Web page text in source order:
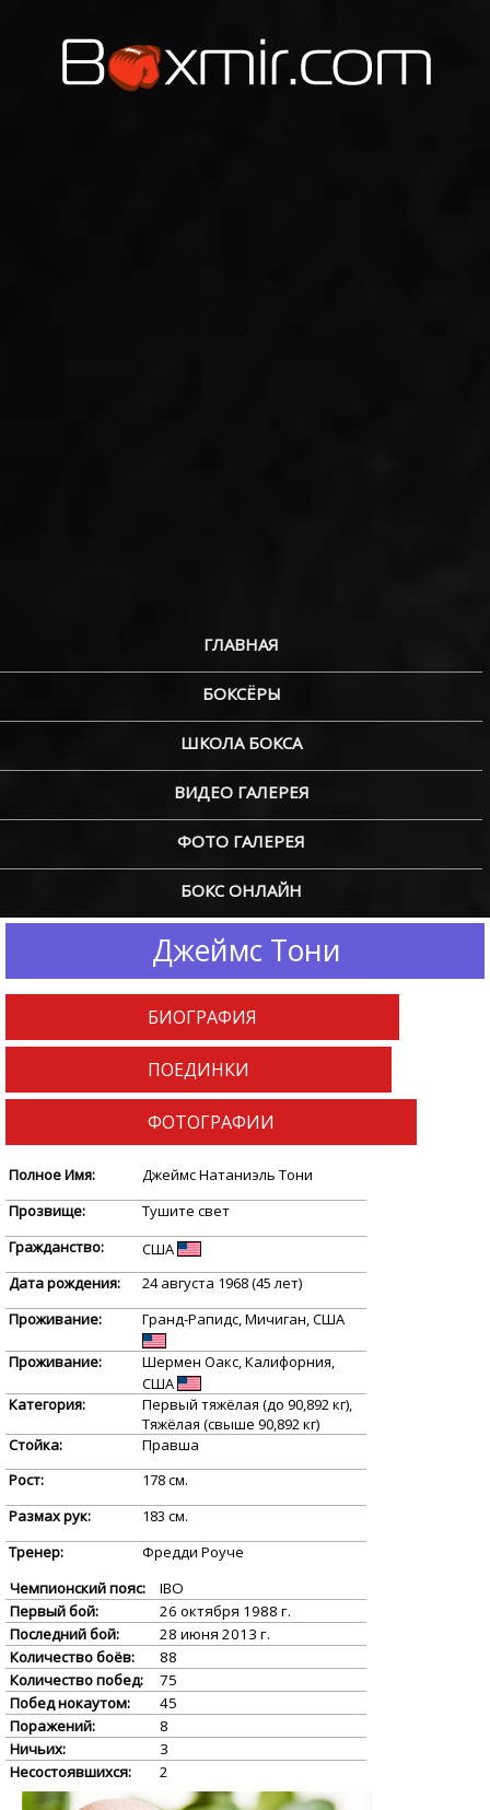
ГЛАВНАЯ
БОКСЁРЫ
ШКОЛА БОКСА
ВИДЕО ГАЛЕРЕЯ
ФОТО ГАЛЕРЕЯ
БОКС ОНЛАЙН
Джеймс Тони
БИОГРАФИЯ
ПОЕДИНКИ
ФОТОГРАФИИ
Полное Имя:
Джеймс Натаниэль Тони
Прозвище:
Тушите свет
Гражданство:
США
Дата рождения:
24 августа 1968 (45 лет)
Проживание:
Гранд-Рапидс, Мичиган, США
Проживание:
Шермен Оакс, Калифорния,
США
Категория:
Первый тяжёлая (до 90,892 кг),
Тяжёлая (свыше 90,892 кг)
Стойка:
Правша
Рост:
178 см.
Размах рук:
183 см.
Тренер:
Фредди Роуче
Чемпионский пояс:
IBO
Первый бой:
26 октября 1988 г.
Последний бой:
28 июня 2013 г.
Количество боёв:
88
Количество побед:
75
Побед нокаутом:
45
Поражений:
8
Ничьих:
3
Несостоявшихся:
2